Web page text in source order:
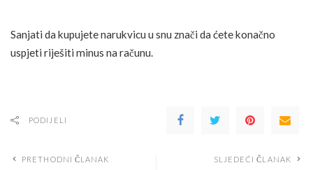
Sanjati da kupujete narukvicu u snu znači da ćete konačno
uspjeti riješiti minus na računu.
PODIJELI
PRETHODNI ČLANAK SLJEDEĆI ČLANAK